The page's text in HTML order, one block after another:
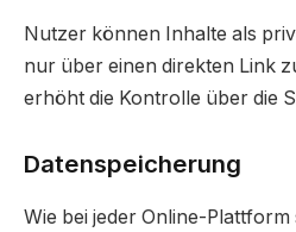
Nutzer können Inhalte als
nur über einen direkten Link
erhöht die Kontrolle über die
Datenspeicherung
Wie bei jeder Online-